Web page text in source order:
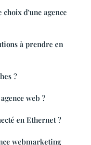
d'une agence
à prendre en
?
web ?
en Ethernet ?
webmarketing